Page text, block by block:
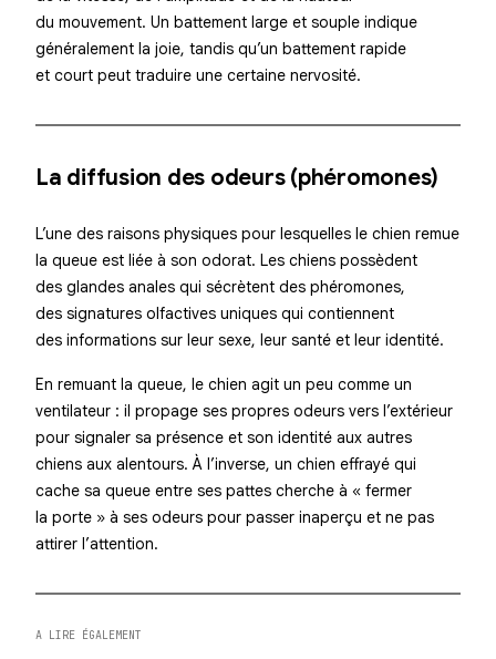
du mouvement. Un battement large et souple indique
généralement la joie, tandis qu’un battement rapide
et court peut traduire une certaine nervosité.
La diffusion des odeurs (phéromones)
L’une des raisons physiques pour lesquelles le chien remue
la queue est liée à son odorat. Les chiens possèdent
des glandes anales qui sécrètent des phéromones,
des signatures olfactives uniques qui contiennent
des informations sur leur sexe, leur santé et leur identité.
En remuant la queue, le chien agit un peu comme un
ventilateur : il propage ses propres odeurs vers l’extérieur
pour signaler sa présence et son identité aux autres
chiens aux alentours. À l’inverse, un chien effrayé qui
cache sa queue entre ses pattes cherche à « fermer
la porte » à ses odeurs pour passer inaperçu et ne pas
attirer l’attention.
A LIRE ÉGALEMENT